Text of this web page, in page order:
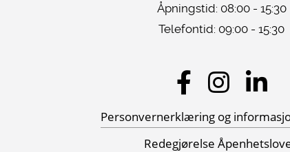
Åpningstid: 08:00 - 15:30
Telefontid: 09:00 - 15:30
Personvernerklæring og
Redegjørelse